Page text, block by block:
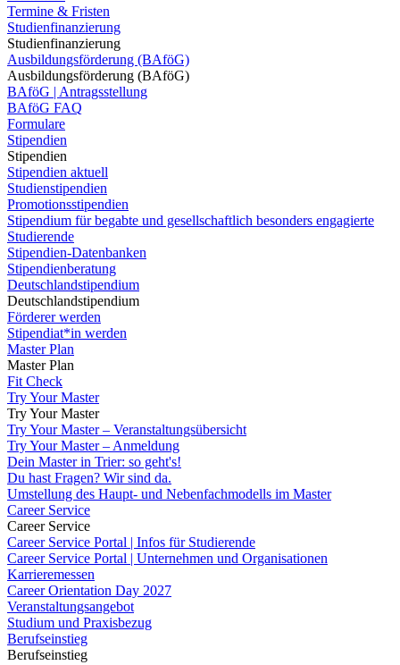
Termine & Fristen
Studienfinanzierung
Studienfinanzierung
Ausbildungsförderung (BAföG)
Ausbildungsförderung (BAföG)
BAföG | Antragsstellung
BAföG FAQ
Formulare
Stipendien
Stipendien
Stipendien aktuell
Studienstipendien
Promotionsstipendien
Stipendium für begabte und gesellschaftlich besonders engagierte
Studierende
Stipendien-Datenbanken
Stipendienberatung
Deutschlandstipendium
Deutschlandstipendium
Förderer werden
Stipendiat*in werden
Master Plan
Master Plan
Fit Check
Try Your Master
Try Your Master
Try Your Master – Veranstaltungsübersicht
Try Your Master – Anmeldung
Dein Master in Trier: so geht's!
Du hast Fragen? Wir sind da.
Umstellung des Haupt- und Nebenfachmodells im Master
Career Service
Career Service
Career Service Portal | Infos für Studierende
Career Service Portal | Unternehmen und Organisationen
Karrieremessen
Career Orientation Day 2027
Veranstaltungsangebot
Studium und Praxisbezug
Berufseinstieg
Berufseinstieg